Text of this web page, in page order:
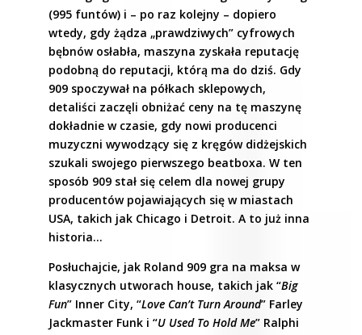
(995 funtów) i – po raz kolejny – dopiero
wtedy, gdy żądza „prawdziwych” cyfrowych
bębnów osłabła, maszyna zyskała reputację
podobną do reputacji, którą ma do dziś. Gdy
909 spoczywał na półkach sklepowych,
detaliści zaczęli obniżać ceny na tę maszynę
dokładnie w czasie, gdy nowi producenci
muzyczni wywodzący się z kręgów didżejskich
szukali swojego pierwszego beatboxa. W ten
sposób 909 stał się celem dla nowej grupy
producentów pojawiających się w miastach
USA, takich jak Chicago i Detroit. A to już inna
historia…
Posłuchajcie, jak Roland 909 gra na maksa w
klasycznych utworach house, takich jak “Big
Fun” Inner City, “Love Can’t Turn Around” Farley
Jackmaster Funk i “U Used To Hold Me” Ralphi